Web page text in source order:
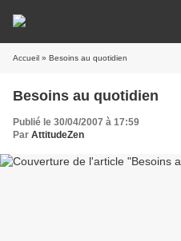
Accueil » Besoins au quotidien
Besoins au quotidien
Publié le 30/04/2007 à 17:59
Par AttitudeZen